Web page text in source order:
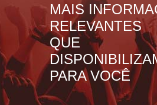
MAIS
RELEVANTES
QUE
PARA VOCÊ